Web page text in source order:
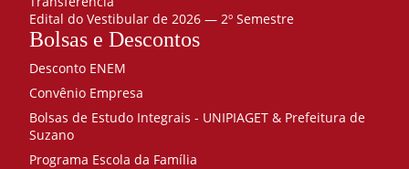
Edital do Vestibular de 2026 — 2º Semestre
Bolsas e Descontos
Desconto ENEM
Convênio Empresa
Bolsas de Estudo Integrais - UNIPIAGET & Prefeitura de
Suzano
Programa Escola da Família